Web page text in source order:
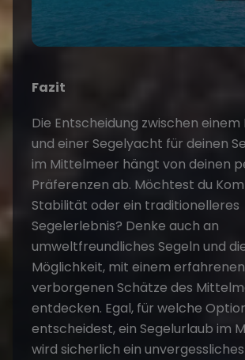
Fazit
Die Entscheidung zwischen
und einer Segelyacht für deinen
im Mittelmeer hängt von deinen
Präferenzen ab. Möchtest du
Stabilität oder ein traditionelleres
Segelerlebnis? Denke auch an
umweltfreundliches Segeln und
Möglichkeit, mit einem
verborgenen Schätze des
entdecken. Egal, für welche
entscheidest, ein Segelurlaub im
wird sicherlich ein